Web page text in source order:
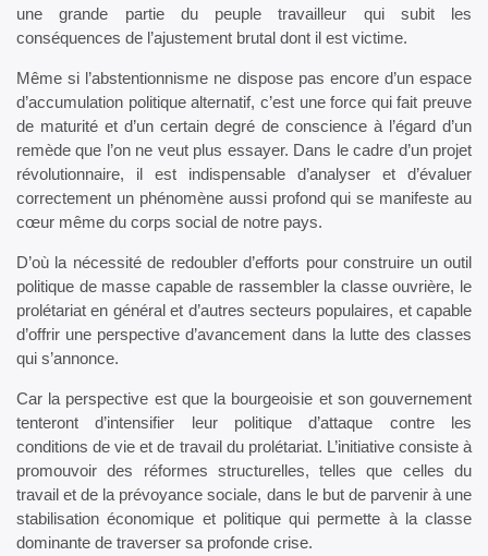
une grande partie du peuple travailleur qui subit les
conséquences de l’ajustement brutal dont il est victime.
Même si l’abstentionnisme ne dispose pas encore d’un espace
d’accumulation politique alternatif, c’est une force qui fait preuve
de maturité et d’un certain degré de conscience à l’égard d’un
remède que l’on ne veut plus essayer. Dans le cadre d’un projet
révolutionnaire, il est indispensable d’analyser et d’évaluer
correctement un phénomène aussi profond qui se manifeste au
cœur même du corps social de notre pays.
D’où la nécessité de redoubler d’efforts pour construire un outil
politique de masse capable de rassembler la classe ouvrière, le
prolétariat en général et d’autres secteurs populaires, et capable
d’offrir une perspective d’avancement dans la lutte des classes
qui s’annonce.
Car la perspective est que la bourgeoisie et son gouvernement
tenteront d’intensifier leur politique d’attaque contre les
conditions de vie et de travail du prolétariat. L’initiative consiste à
promouvoir des réformes structurelles, telles que celles du
travail et de la prévoyance sociale, dans le but de parvenir à une
stabilisation économique et politique qui permette à la classe
dominante de traverser sa profonde crise.